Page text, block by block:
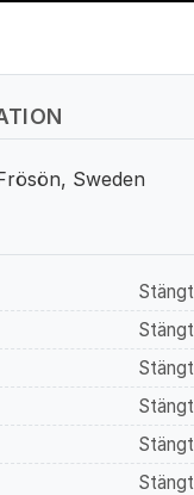
Sweden
Stängt
Stängt
Stängt
Stängt
Stängt
Stängt